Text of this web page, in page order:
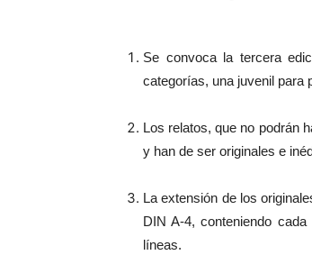
Se convoca la tercera
categorías, una juvenil para
Los relatos, que no podrán
y han de ser originales e
La extensión de los
DIN A-4, conteniendo
líneas.